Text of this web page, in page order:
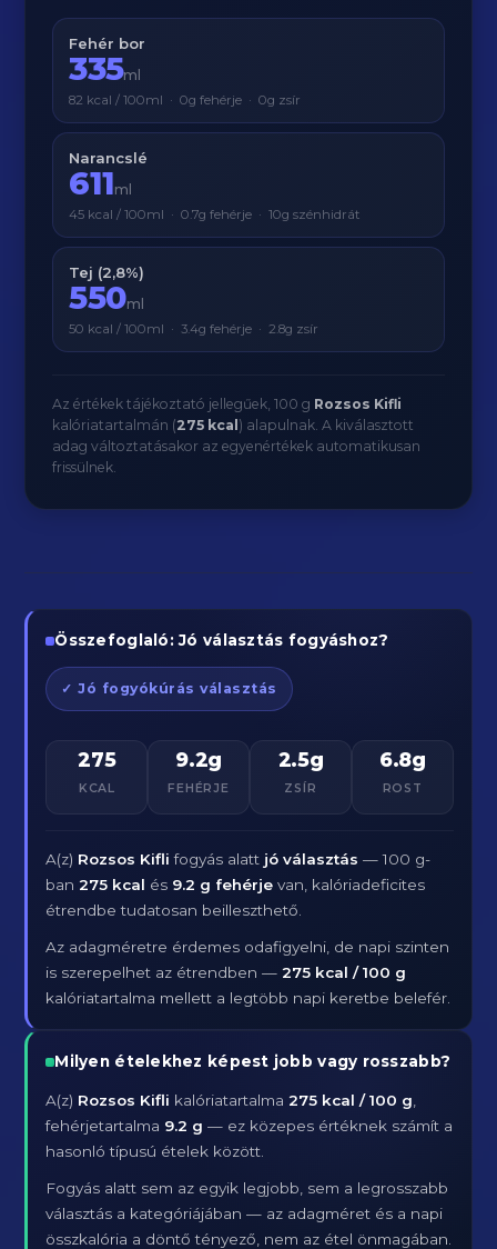
Fehér bor
335ml
82 kcal / 100ml · 0g fehérje · 0g zsír
Narancslé
611ml
45 kcal / 100ml · 0.7g fehérje · 10g szénhidrát
Tej (2,8%)
550ml
50 kcal / 100ml · 3.4g fehérje · 2.8g zsír
Az értékek tájékoztató jellegűek, 100 g Rozsos Kifli
kalóriatartalmán (275 kcal ) alapulnak. A kiválasztott
adag változtatásakor az egyenértékek automatikusan
frissülnek.
Összefoglaló: Jó választás fogyáshoz?
✓ Jó fogyókúrás választás
275
KCAL
9.2g
FEHÉRJE
2.5g
ZSÍR
6.8g
ROST
A(z) Rozsos Kifli fogyás alatt jó választás — 100 g-
ban275 kcal és 9.2 g fehérje van, kalóriadeficites
étrendbe tudatosan beilleszthető.
Az adagméretre érdemes odafigyelni, de napi szinten
is szerepelhet az étrendben —275 kcal / 100 g
kalóriatartalma mellett a legtöbb napi keretbe belefér.
Milyen ételekhez képest jobb vagy rosszabb?
A(z) Rozsos Kifli kalóriatartalma275 kcal / 100 g
fehérjetartalma 9.2 g — ez közepes értéknek számít a
hasonló típusú ételek között.
Fogyás alatt sem az egyik legjobb, sem a legrosszabb
választás a kategóriájában — az adagméret és a napi
összkalória a döntő tényező, nem az étel önmagában.